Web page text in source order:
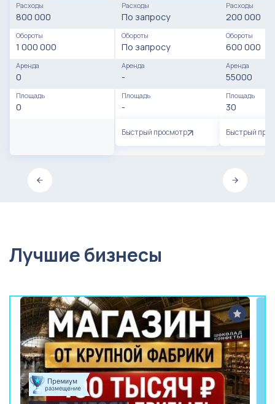
Расходы
800 000
Обороты
1 000 000
Аренда
0
Площадь
0
Расходы
По запросу
Обороты
По запросу
Аренда
-
Площадь
-
Быстрый просмотр
Расходы
200 000
Обороты
600 000
Аренда
55000
Площадь
30
Быстрый
Лучшие бизнесы